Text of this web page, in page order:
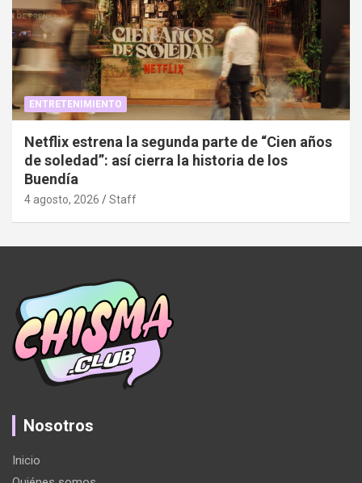
ENTRETENIMIENTO
Netflix estrena la segunda parte de “Cien años
de soledad”: así cierra la historia de los
Buendía
4 agosto, 2026 Staff
Nosotros
Inicio